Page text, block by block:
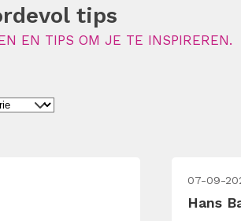
tips
EN TIPS OM JE TE INSPIREREN.
07-09-
Hans